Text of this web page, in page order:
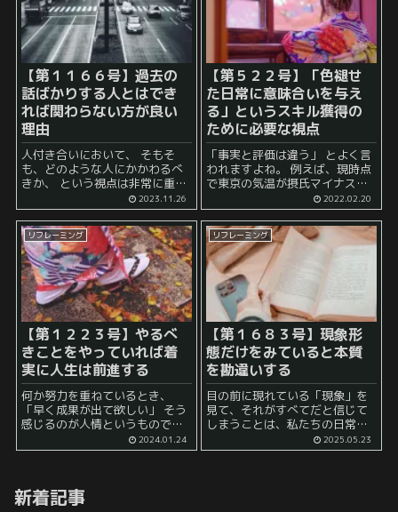
【第１１６６号】過去の
話ばかりする人とはでき
れば関わらない方が良い
理由
人付き合いにおいて、 そもそ
も、どのような人にかかわるべ
きか、 という視点は非常に重要
る人との関わりに注意するべき
点について考えてみましょう。
新たな経験や成長の妨げ： 過去
の話に執...
2023.11.26
【第５２２号】「色褪せ
た日常に意味合いを与え
る」というスキル獲得の
ために必要な視点
「事実と評価は違う」 とよく言
われますよね。 例えば、現時点
で東京の気温が摂氏マイナス
一℃だったとします。 気温が摂
氏マイナス一℃であるというの
は事実ですよね。 これに評価を
加えるとしたら、多くの東京在
住の人は ...
2022.02.20
リフレーミング
【第１２２３号】やるべ
きことをやっていれば着
実に人生は前進する
何か努力を重ねているとき、
「早く成果が出て欲しい」 そう
感じるのが人情というもので
ったよりも簡単に成果が出て
り...
2024.01.24
リフレーミング
【第１６８３号】現象形
態だけをみていると本質
を勘違いする
目の前に現れている「現象」を
見て、それがすべてだと信じて
しまうことは、私たちの日常に
おいて意外と頻繁に起こってい
ます。たとえば、誰かの成功、
2025.05.23
新着記事